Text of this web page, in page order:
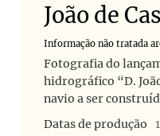
João de
Informação não tratada
Fotografia do
hidrográfico “D.
navio a ser
Datas de produção